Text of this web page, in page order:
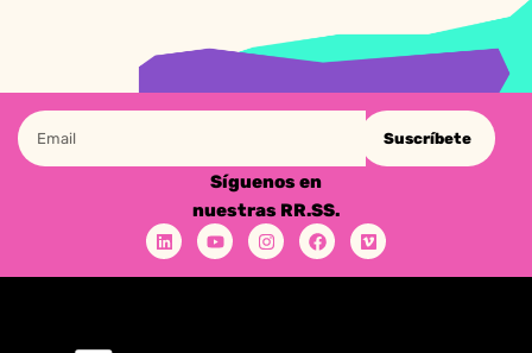
Suscríbete
Síguenos en
nuestras RR.SS.